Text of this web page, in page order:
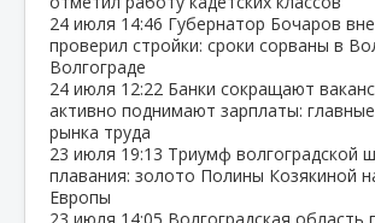
24 июля 14:46 Губернатор Бочаров
проверил стройки: сроки сорваны в
Волгограде
24 июля 12:22 Банки сокращают
активно поднимают зарплаты:
рынка труда
23 июля 19:13 Триумф волгоградской
плавания: золото Полины Козякиной
Европы